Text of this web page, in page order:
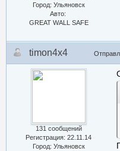
Город: Ульяновск
Авто:
GREAT WALL SAFE
timon4x4
131 сообщений
Регистрация: 22.11.14
Город: Ульяновск